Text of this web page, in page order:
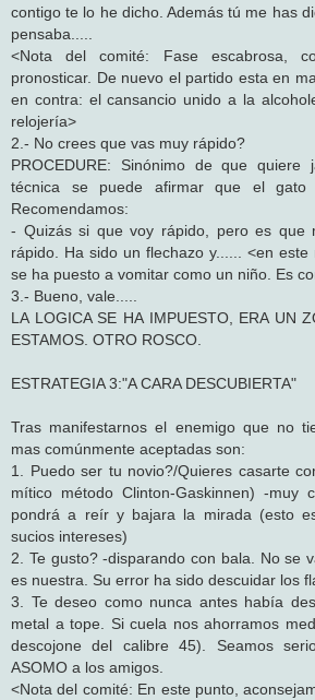
contigo te lo he dicho. Además tú me has
pensaba.....
<Nota del comité: Fase escabrosa,
pronosticar. De nuevo el partido esta en
en contra: el cansancio unido a la
relojería>
2.- No crees que vas muy rápido?
PROCEDURE: Sinónimo de que quiere
técnica se puede afirmar que el gato
Recomendamos:
- Quizás si que voy rápido, pero es que
rápido. Ha sido un flechazo y...... <en este
se ha puesto a vomitar como un niño. Es
3.- Bueno, vale.....
LA LOGICA SE HA IMPUESTO, ERA UN
ESTAMOS. OTRO ROSCO.
ESTRATEGIA 3:"A CARA DESCUBIERTA"
Tras manifestarnos el enemigo que no
mas comúnmente aceptadas son:
1. Puedo ser tu novio?/Quieres casarte
mítico método Clinton-Gaskinnen) -muy
pondrá a reír y bajara la mirada (esto
sucios intereses)
2. Te gusto? -disparando con bala. No se
es nuestra. Su error ha sido descuidar los
3. Te deseo como nunca antes había
metal a tope. Si cuela nos ahorramos
descojone del calibre 45). Seamos
ASOMO a los amigos.
<Nota del comité: En este punto,